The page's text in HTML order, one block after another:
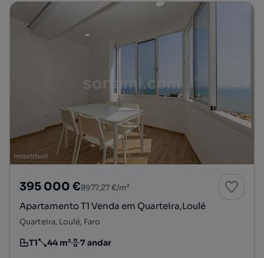
395 000 €8977,27 €/m²
Apartamento T1 Venda em Quarteira,Loulé
Quarteira, Loulé, Faro
Tipologia
T1
Preço por metro quadrado
44 m²
Andar 7 andar